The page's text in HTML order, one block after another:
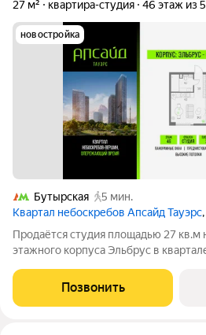
27 м²
квартира-студия 46 этаж из
новостройка
Бутырская
5 мин.
Квартал небоскребов Апсайд Тауэрс
Продаётся студия площадью 27 кв.м
этажного корпуса Эльбрус в
очередь, прогулочный бульвар,
квартиры Кв.4610. «Апсайд
Позвонить